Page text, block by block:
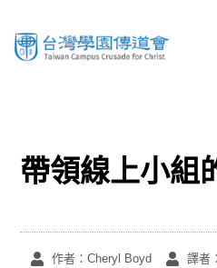
帶領線上小組
作者：Cheryl Boyd 譯者